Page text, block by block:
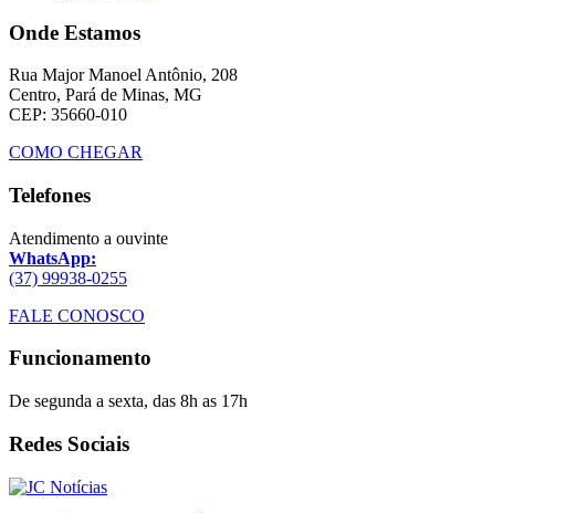
Onde Estamos
Rua Major Manoel Antônio, 208
Centro, Pará de Minas, MG
CEP: 35660-010
COMO CHEGAR
Telefones
Atendimento a ouvinte
WhatsApp:
(37) 99938-0255
FALE CONOSCO
Funcionamento
De segunda a sexta, das 8h as 17h
Redes Sociais